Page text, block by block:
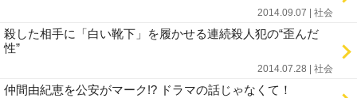
2014.09.07 | 社会
殺した相手に「白い靴下」を履かせる連続殺人犯の“歪んだ
性”
2014.07.28 | 社会
仲間由紀恵を公安がマーク!? ドラマの話じゃなくて！